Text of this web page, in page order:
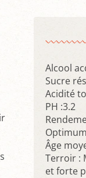
Alcool
Sucre
Acidité
PH :3.2
Âge
Terroir :
et forte